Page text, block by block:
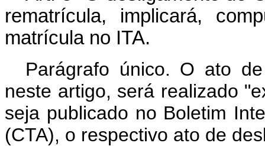
rematrícula, implicará,
matrícula no ITA.
Parágrafo único. O ato
neste artigo, será realizado
seja publicado no Boletim
(CTA), o respectivo ato de